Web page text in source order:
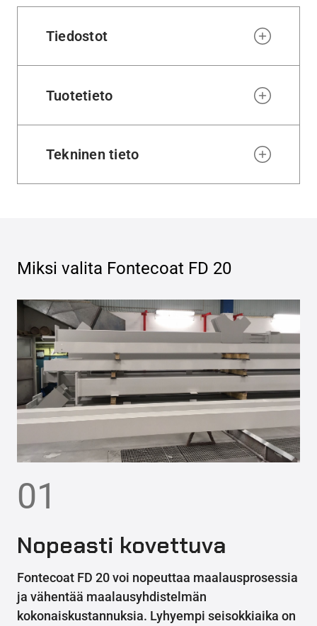
Tiedostot
Tuotetieto
Tekninen tieto
Miksi valita Fontecoat FD 20
01
Nopeasti kovettuva
Fontecoat FD 20 voi nopeuttaa maalausprosessia
ja vähentää maalausyhdistelmän
kokonaiskustannuksia. Lyhyempi seisokkiaika on